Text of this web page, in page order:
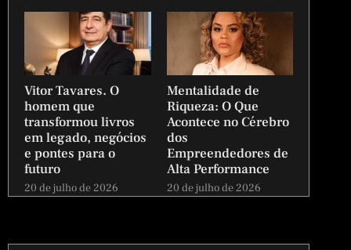
Vitor Tavares. O
homem que
transformou livros
em legado, negócios
e pontes para o
futuro
20 de julho de 2026
Mentalidade de
Riqueza: O Que
Acontece no Cérebro
dos
Empreendedores de
Alta Performance
20 de julho de 2026